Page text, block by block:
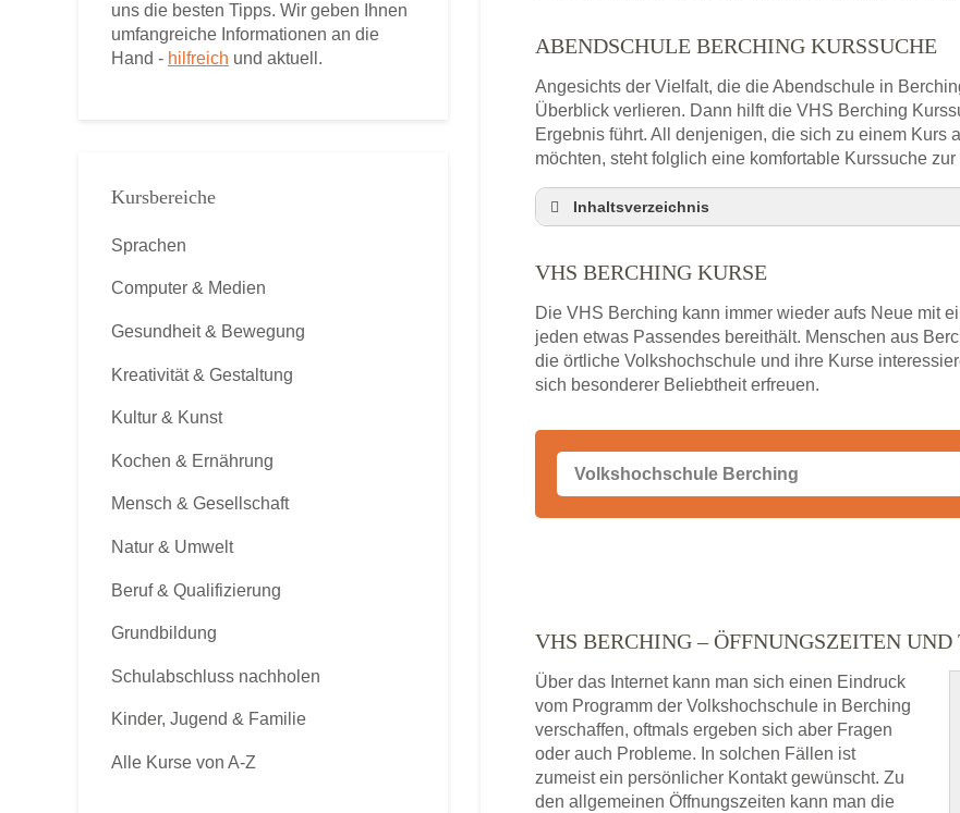
ABENDSCHULE BERCHING KURSSUCHE
Angesichts der Vielfalt, die die Abendschule in
Überblick verlieren. Dann hilft die VHS Berching
Ergebnis führt. All denjenigen, die sich zu einem Kurs
möchten, steht folglich eine komfortable Kurssuche zur
Inhaltsverzeichnis
3 Tipps
VHS Berching Kurse
VHS Berching – Öffnungszeiten und
Stellenangebote der Volkshochschule Berching
Alternativen zum VHS Programm 2026 in
VHS BERCHING KURSE
Die VHS Berching kann immer wieder aufs Neue mit
jeden etwas Passendes bereithält. Menschen aus
die örtliche Volkshochschule und ihre Kurse
sich besonderer Beliebtheit erfreuen.
VHS BERCHING – ÖFFNUNGSZEITEN
Über das Internet kann man sich einen Eindruck
vom Programm der Volkshochschule in Berching
verschaffen, oftmals ergeben sich aber Fragen
oder auch Probleme. In solchen Fällen ist
zumeist ein persönlicher Kontakt gewünscht. Zu
den allgemeinen Öffnungszeiten kann man die
uns die besten Tipps. Wir geben Ihnen
umfangreiche Informationen an die
Hand - hilfreich und aktuell.
Kursbereiche
Sprachen
Computer & Medien
Gesundheit & Bewegung
Kreativität & Gestaltung
Kultur & Kunst
Kochen & Ernährung
Mensch & Gesellschaft
Natur & Umwelt
Beruf & Qualifizierung
Grundbildung
Schulabschluss nachholen
Kinder, Jugend & Familie
Alle Kurse von A-Z